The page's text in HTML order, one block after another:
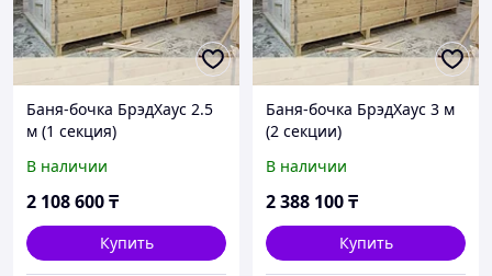
Баня-бочка БрэдХаус 2.5
м (1 секция)
В наличии
2 108 600₸
Купить
Баня-бочка БрэдХаус 3 м
(2 секции)
В наличии
2 388 100₸
Купить